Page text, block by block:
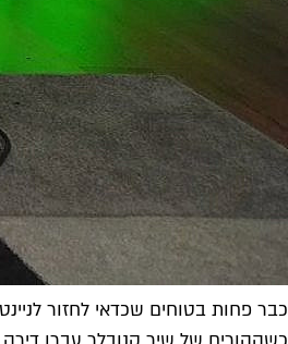
כבר פחות בטוחים שכדאי לחזור